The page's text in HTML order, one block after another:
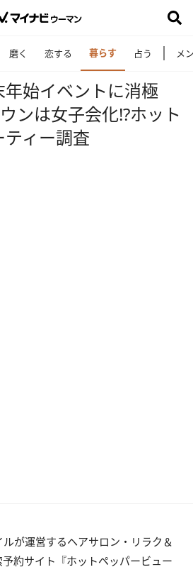
磨く 恋する 暮らす 占う メ
始イベントに消極
ンは女子会化!?ホット
ィー調査
が運営するヘアサロン・リラク＆
約サイト『ホットペッパービュー